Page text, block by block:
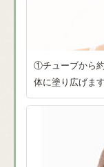
①チューブから
体に塗り広げます